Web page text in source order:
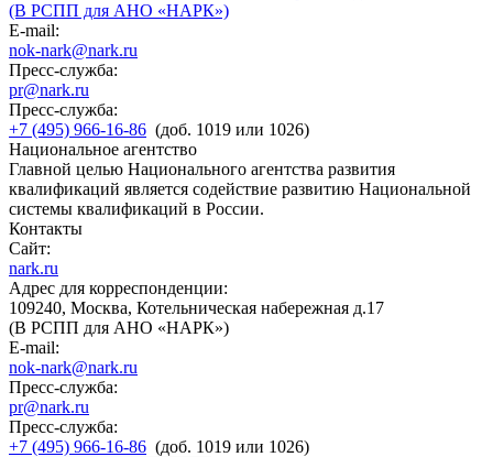
(В РСПП для АНО «НАРК»)
E-mail:
nok-nark@nark.ru
Пресс-служба:
pr@nark.ru
Пресс-служба:
+7 (495) 966-16-86 (доб. 1019 или 1026)
Национальное агентство
Главной целью Национального агентства развития
квалификаций является содействие развитию Национальной
системы квалификаций в России.
Контакты
Сайт:
nark.ru
Адрес для корреспонденции:
109240, Москва, Котельническая набережная д.17
(В РСПП для АНО «НАРК»)
E-mail:
nok-nark@nark.ru
Пресс-служба:
pr@nark.ru
Пресс-служба:
+7 (495) 966-16-86 (доб. 1019 или 1026)